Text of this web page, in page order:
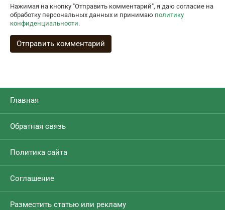
Нажимая на кнопку "Отправить комментарий", я даю согласие на
обработку персональных данных и принимаю политику
конфиденциальности.
Главная
Обратная связь
Политика сайта
Соглашение
Разместить статью или рекламу